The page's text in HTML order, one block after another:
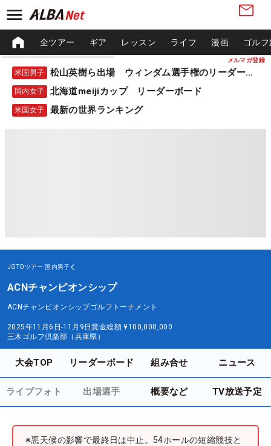
メルマガ登録
全ツアー ギア レッスン ライフ 漫画 ゴル
米国男子 松山英樹ら出場 ウィンダム選手権のリーダーボード
国内女子 北海道meijiカップ リーダーボード
米国女子 最新の世界ランキング
JGTOツアー 国内男子
ACNチャンピオンシップ
ACNチャンピオンシップゴルフトーナメント
2025年11月6日-11月9日賞金総額 ¥100,000,000
三木ゴルフ倶楽部（兵庫県）
大会TOP リーダーボード 組み合せ ニュース
ライブフォト 出場選手 概要など TV放送予定
※悪天候の影響で最終日は中止。54ホールの短縮競技と